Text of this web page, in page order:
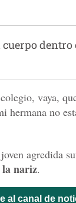
dentro
vaya,
hermana no
agredida
la nariz.
al canal de